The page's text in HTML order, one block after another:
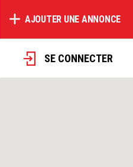
AJOUTER UNE ANNONCE
SE CONNECTER